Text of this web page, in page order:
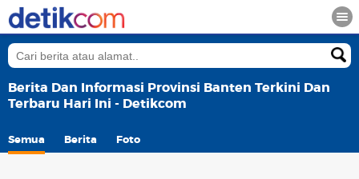
Berita Dan Informasi Provinsi Banten Terkini Dan
Terbaru Hari Ini - Detikcom
Semua Berita Foto